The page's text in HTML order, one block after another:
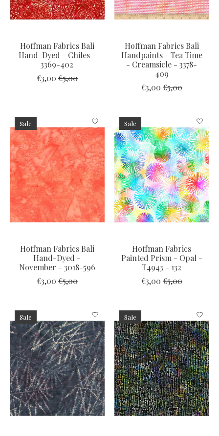
Hoffman Fabrics Bali
Hand-Dyed - Chiles -
3369-402
€3,00 €5,00
Hoffman Fabrics Bali
Handpaints - Tea Time
- Creamsicle - 3378-
409
€3,00 €5,00
Sale
Hoffman Fabrics Bali
Hand-Dyed -
November - 3018-596
€3,00 €5,00
Sale
Hoffman Fabrics
Painted Prism - Opal -
T4943 - 132
€3,00 €5,00
Sale Sale